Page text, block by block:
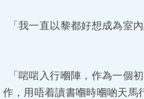
「我一直以黎都好想成為室
「啱啱入行嗰陣，作為一個
作，用唔着讀書嗰時嗰啲天馬